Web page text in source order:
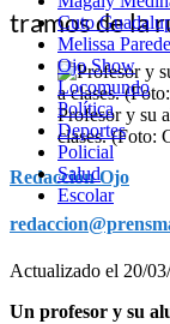
Cuto
Melissa
Ojo Show
Locomundo
Política
Deportes
Policial
Salud
Escolar
tramos de la
Profesor y su
clases. (Foto:
Redacción Ojo
Actualizado el 20/
Un profesor y su